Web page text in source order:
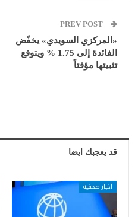
«المركزي السويدي» يخفّض
الفائدة إلى 1.75 % ويتوقع
تثبيتها مؤقتاً
قد يعجبك ايضا
أخبار صحفية